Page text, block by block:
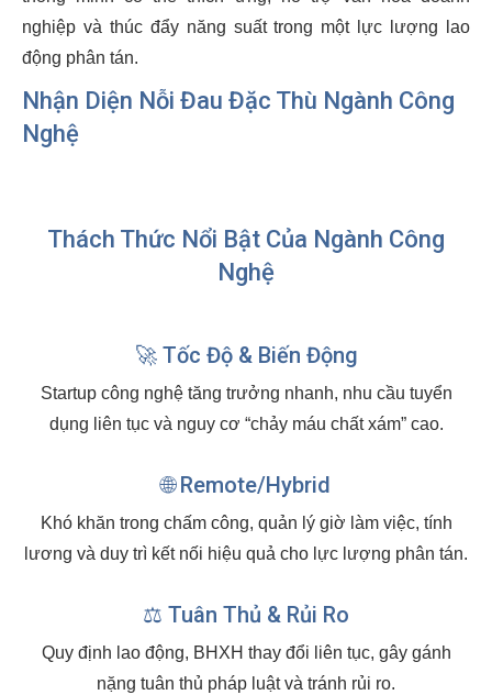
nghiệp và thúc đẩy năng suất trong một lực lượng lao
động phân tán.
Nhận Diện Nỗi Đau Đặc Thù Ngành Công
Nghệ
Thách Thức Nổi Bật Của Ngành Công
Nghệ
🚀 Tốc Độ & Biến Động
Startup công nghệ tăng trưởng nhanh, nhu cầu tuyển
dụng liên tục và nguy cơ “chảy máu chất xám” cao.
🌐 Remote/Hybrid
Khó khăn trong chấm công, quản lý giờ làm việc, tính
lương và duy trì kết nối hiệu quả cho lực lượng phân tán.
⚖️ Tuân Thủ & Rủi Ro
Quy định lao động, BHXH thay đổi liên tục, gây gánh
nặng tuân thủ pháp luật và tránh rủi ro.